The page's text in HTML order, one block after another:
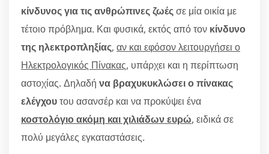
κίνδυνος για τις ανθρώπινες ζωέςσε μία οικία με
τέτοιο πρόβλημα. Και φυσικά, εκτός από τον κίνδυνο
της ηλεκτροπληξίας, αν και εφόσον λειτουργήσει ο
Ηλεκτρολογικός Πίνακας, υπάρχει και η περίπτωση
αστοχίας. Δηλαδή να βραχυκυκλώσει ο πίνακας
ελέγχουτου ασανσέρ και να προκύψει ένα
κοστολόγιο ακόμη και χιλιάδων ευρώ, ειδικά σε
πολύ μεγάλες εγκαταστάσεις.